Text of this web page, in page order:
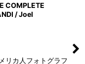
COMPLETE
/ Joel
カ人フォトグラフ